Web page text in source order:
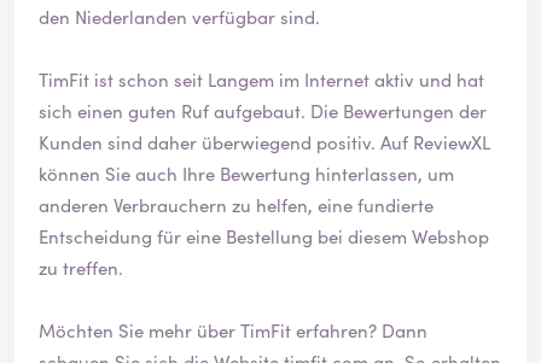
den Niederlanden verfügbar sind.
TimFit ist schon seit Langem im Internet aktiv und hat
sich einen guten Ruf aufgebaut. Die Bewertungen der
Kunden sind daher überwiegend positiv. Auf ReviewXL
können Sie auch Ihre Bewertung hinterlassen, um
anderen Verbrauchern zu helfen, eine fundierte
Entscheidung für eine Bestellung bei diesem Webshop
zu treffen.
Möchten Sie mehr über TimFit erfahren? Dann